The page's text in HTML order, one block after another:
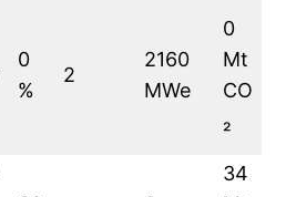
0
%
2
2160
MWe
0
Mt
CO
₂
34